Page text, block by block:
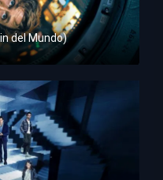
del Mundo)